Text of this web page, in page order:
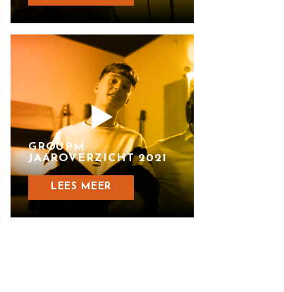
GROUPM
JAAROVERZICHT 2021
LEES MEER